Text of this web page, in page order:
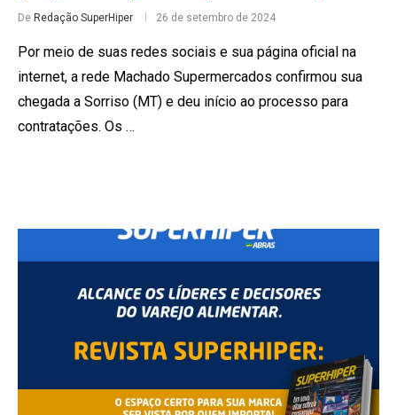
De Redação SuperHiper 26 de setembro de 2024
Por meio de suas redes sociais e sua página oficial na
internet, a rede Machado Supermercados confirmou sua
chegada a Sorriso (MT) e deu início ao processo para
contratações. Os …